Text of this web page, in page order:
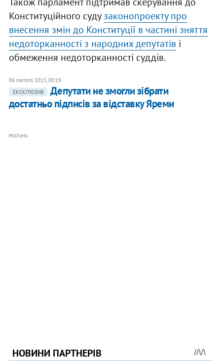
Конституційного судузаконопроекту про
внесення змін до Конституції в частині зняття
недоторканності з народних депутатів і
обмеження недоторканності суддів.
06 лютого 2015, 00:19
ЕКСКЛЮЗИВ
Депутати не змогли зібрати
достатньо підписів за відставку Яреми
РЕКЛАМА